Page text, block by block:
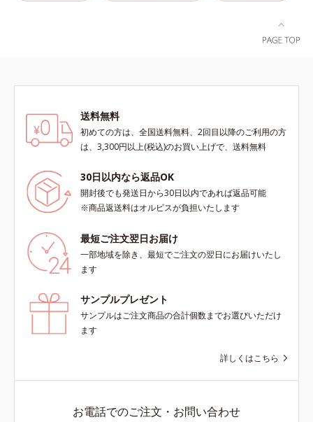
キビ・肌荒れを防ぐ*2 うるおいに
よる透明感のある肌
送料無料
初めての方は、全国送料無料、2回目以降のご利用の方
は、3,300円以上(税込)のお買い上げで、送料無料
30日以内なら返品OK
開封後でも発送日から30日以内であれば返品可能
※商品返送料はオルビスが負担いたします
最短ご注文翌日お届け
一部地域を除き、最短でご注文の翌日にお届けいたし
ます
サンプルプレゼント
サンプルはご注文商品の合計個数までお選びいただけ
ます
詳しくはこちら
お電話でのご注文・お問い合わせ